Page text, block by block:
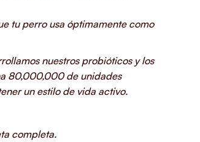
tu perro usa óptimamente como
nuestros probióticos y los
80,000,000 de unidades
un estilo de vida activo.
completa.